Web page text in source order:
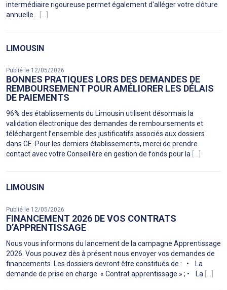
intermédiaire rigoureuse permet également d'alléger votre clôture
annuelle.
[...]
LIMOUSIN
Publié le 12/05/2026
BONNES PRATIQUES LORS DES DEMANDES DE
REMBOURSEMENT POUR AMÉLIORER LES DÉLAIS
DE PAIEMENTS
96% des établissements du Limousin utilisent désormais la
validation électronique des demandes de remboursements et
téléchargent l’ensemble des justificatifs associés aux dossiers
dans GE. Pour les derniers établissements, merci de prendre
contact avec votre Conseillère en gestion de fonds pour la [...]
LIMOUSIN
Publié le 12/05/2026
FINANCEMENT 2026 DE VOS CONTRATS
D’APPRENTISSAGE
Nous vous informons du lancement de la campagne Apprentissage
2026. Vous pouvez dès à présent nous envoyer vos demandes de
financements. Les dossiers devront être constitués de : • La
demande de prise en charge « Contrat apprentissage » ; • La [...]